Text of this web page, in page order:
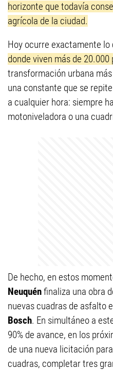
horizonte que todavía
agrícola de la ciudad.
Hoy ocurre exactamente lo
donde viven más de 20.000
transformación urbana
una constante que se
a cualquier hora: siempre
motoniveladora o una
De hecho, en estos
Neuquénfinaliza una obra
nuevas cuadras de asfalto
Bosch. En simultáneo a
90% de avance, en los
de una nueva licitación
cuadras, completar tres